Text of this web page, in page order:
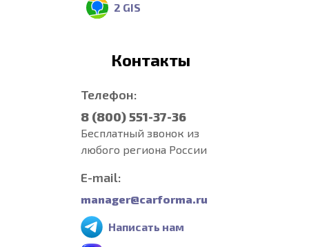
2 GIS
Контакты
Телефон:
8 (800) 551-37-36
Бесплатный звонок из
любого региона России
E-mail:
manager@carforma.ru
Написать нам